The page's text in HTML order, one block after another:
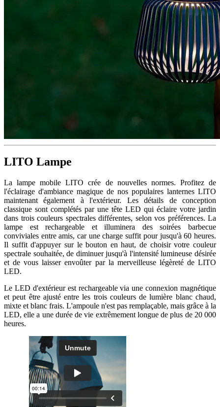
LITO Lampe
La lampe mobile LITO crée de nouvelles normes. Profitez de
l'éclairage d'ambiance magique de nos populaires lanternes LITO
maintenant également à l'extérieur. Les détails de conception
classique sont complétés par une tête LED qui éclaire votre jardin
dans trois couleurs spectrales différentes, selon vos préférences. La
lampe est rechargeable et illuminera des soirées barbecue
conviviales entre amis, car une charge suffit pour jusqu'à 60 heures.
Il suffit d'appuyer sur le bouton en haut, de choisir votre couleur
spectrale souhaitée, de diminuer jusqu'à l'intensité lumineuse désirée
et de vous laisser envoûter par la merveilleuse légèreté de LITO
LED.
Le LED d'extérieur est rechargeable via une connexion magnétique
et peut être ajusté entre les trois couleurs de lumière blanc chaud,
mixte et blanc frais. L'ampoule n'est pas remplaçable, mais grâce à la
LED, elle a une durée de vie extrêmement longue de plus de 20 000
heures.